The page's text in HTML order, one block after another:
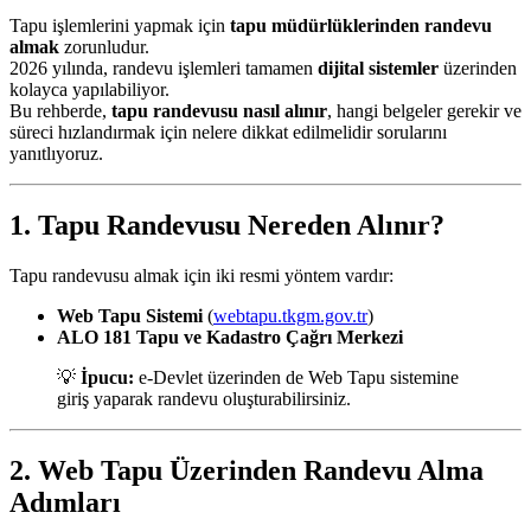
Tapu işlemlerini yapmak için tapu müdürlüklerinden randevu
almak zorunludur.
2026 yılında, randevu işlemleri tamamen dijital sistemler üzerinden
kolayca yapılabiliyor.
Bu rehberde, tapu randevusu nasıl alınır, hangi belgeler gerekir ve
süreci hızlandırmak için nelere dikkat edilmelidir sorularını
yanıtlıyoruz.
1. Tapu Randevusu Nereden Alınır?
Tapu randevusu almak için iki resmi yöntem vardır:
Web Tapu Sistemi (webtapu.tkgm.gov.tr)
ALO 181 Tapu ve Kadastro Çağrı Merkezi
💡 İpucu: e-Devlet üzerinden de Web Tapu sistemine
giriş yaparak randevu oluşturabilirsiniz.
2. Web Tapu Üzerinden Randevu Alma
Adımları